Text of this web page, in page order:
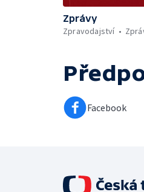
Zprávy
Zpravodajství
Facebook